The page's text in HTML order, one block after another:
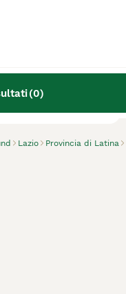
(0)
Lazio Provincia di Latina
di